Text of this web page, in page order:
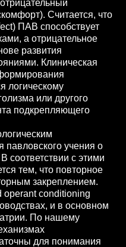
Считается, что
ПАВ способствует
а отрицательное
развития
Клиническая
логическому
или другого
подкрепляющего
павловского учения о
соответствии с этими
тем, что повторное
закреплением.
operant conditioning
и в основном
По нашему
для понимания